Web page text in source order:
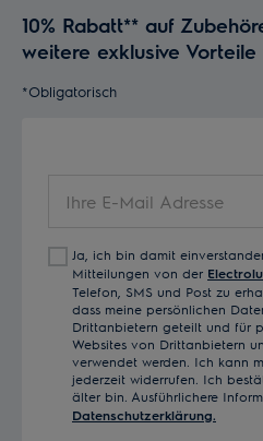
10% Rabatt** auf
weitere exklusive
*Obligatorisch
Adresse
Ja, ich bin damit
Mitteilungen von der
Telefon, SMS und Post zu
dass meine persönlichen
Drittanbietern geteilt und für
Websites von Drittanbietern
verwendet werden. Ich kann
jederzeit widerrufen. Ich
älter bin. Ausführlichere
Datenschutzerklärung.